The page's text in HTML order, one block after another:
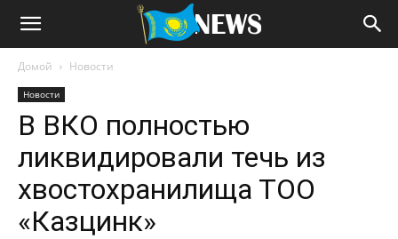
Домой Новости
Новости
В ВКО полностью
ликвидировали течь из
хвостохранилища ТОО
«Казцинк»